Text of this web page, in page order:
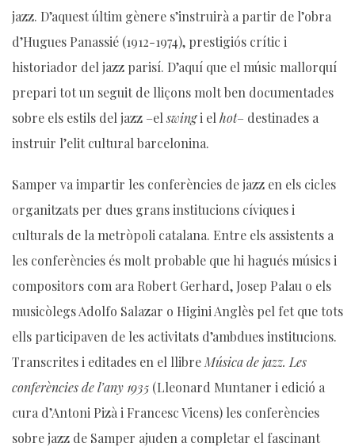
jazz. D’aquest últim gènere s’instruirà a partir de l’obra
d’Hugues Panassié (1912-1974), prestigiós crític i
historiador del jazz parisí. D’aquí que el músic mallorquí
prepari tot un seguit de lliçons molt ben documentades
sobre els estils del jazz –elswingi el hot– destinades a
instruir l’elit cultural barcelonina.
Samper va impartir les conferències de jazz en els cicles
organitzats per dues grans institucions cíviques i
culturals de la metròpoli catalana. Entre els assistents a
les conferències és molt probable que hi hagués músics i
compositors com ara Robert Gerhard, Josep Palau o els
musicòlegs Adolfo Salazar o Higini Anglès pel fet que tots
ells participaven de les activitats d’ambdues institucions.
Transcrites i editades en el llibre Música de jazz. Les
conferències de l’any 1935 (Lleonard Muntaner i edició a
cura d’Antoni Pizà i Francesc Vicens) les conferències
sobre jazz de Samper ajuden a completar el fascinant